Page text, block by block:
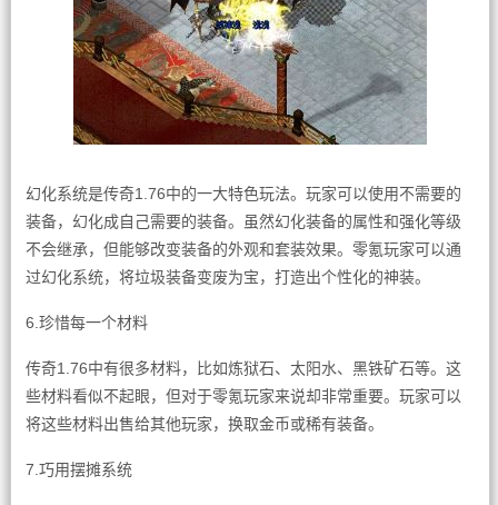
幻化系统是传奇1.76中的一大特色玩法。玩家可以使用不需要的
装备，幻化成自己需要的装备。虽然幻化装备的属性和强化等级
不会继承，但能够改变装备的外观和套装效果。零氪玩家可以通
过幻化系统，将垃圾装备变废为宝，打造出个性化的神装。
6.珍惜每一个材料
传奇1.76中有很多材料，比如炼狱石、太阳水、黑铁矿石等。这
些材料看似不起眼，但对于零氪玩家来说却非常重要。玩家可以
将这些材料出售给其他玩家，换取金币或稀有装备。
7.巧用摆摊系统